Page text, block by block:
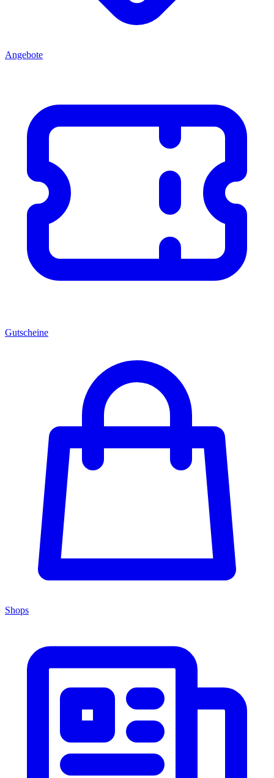
Angebote
Gutscheine
Shops